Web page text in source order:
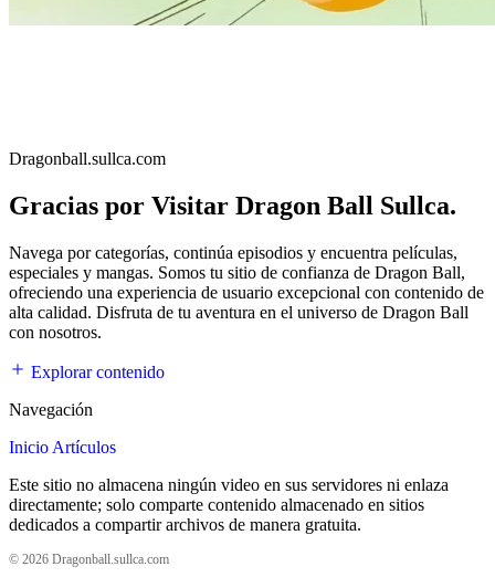
Dragonball.sullca.com
Gracias por Visitar Dragon Ball Sullca.
Navega por categorías, continúa episodios y encuentra películas,
especiales y mangas. Somos tu sitio de confianza de Dragon Ball,
ofreciendo una experiencia de usuario excepcional con contenido de
alta calidad. Disfruta de tu aventura en el universo de Dragon Ball
con nosotros.
Explorar contenido
Navegación
Inicio Artículos
Este sitio no almacena ningún video en sus servidores ni enlaza
directamente; solo comparte contenido almacenado en sitios
dedicados a compartir archivos de manera gratuita.
© 2026 Dragonball.sullca.com